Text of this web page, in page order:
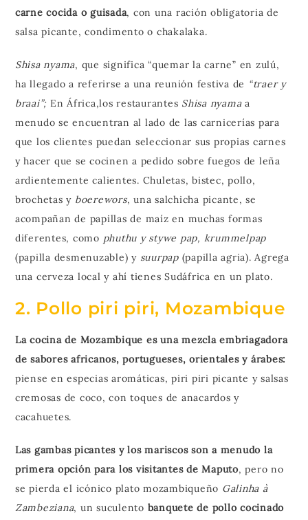
carne cocida o guisada, con una ración obligatoria de
salsa picante, condimento o chakalaka.
Shisa nyama, que significa “quemar la carne” en zulú,
ha llegado a referirse a una reunión festiva de “traer y
braai”; En África,los restaurantes Shisa nyamaa
menudo se encuentran al lado de las carnicerías para
que los clientes puedan seleccionar sus propias carnes
y hacer que se cocinen a pedido sobre fuegos de leña
ardientemente calientes. Chuletas, bistec, pollo,
brochetas y boerewors, una salchicha picante, se
acompañan de papillas de maíz en muchas formas
diferentes, como phuthu y stywe pap, krummelpap
(papilla desmenuzable) y suurpap(papilla agria). Agrega
una cerveza local y ahí tienes Sudáfrica en un plato.
2. Pollo piri piri, Mozambique
La cocina de Mozambique es una mezcla embriagadora
de sabores africanos, portugueses, orientales y árabes:
piense en especias aromáticas, piri piri picante y salsas
cremosas de coco, con toques de anacardos y
cacahuetes.
Las gambas picantes y los mariscos son a menudo la
primera opción para los visitantes de Maputo, pero no
se pierda el icónico plato mozambiqueño Galinha à
Zambeziana, un suculento banquete de pollo cocinado